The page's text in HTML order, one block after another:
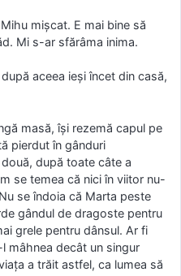
mișcat. E mai bine să
Mi s-ar sfărâma inima.
aceea ieși încet din casă,
masă, își rezemă capul pe
pierdut în gânduri
după toate câte a
se temea că nici în viitor nu-
se îndoia că Marta peste
gândul de dragoste pentru
grele pentru dânsul. Ar fi
mâhnea decât un singur
a trăit astfel, ca lumea să